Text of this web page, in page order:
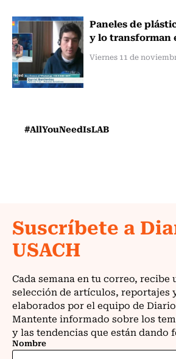
Paneles de
y lo transforman
Viernes 11 de
#AllYouNeedIsLAB